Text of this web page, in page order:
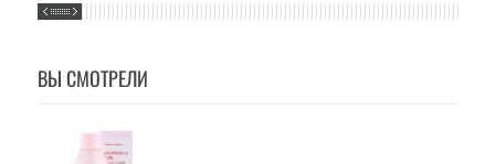
ВЫ СМОТРЕЛИ